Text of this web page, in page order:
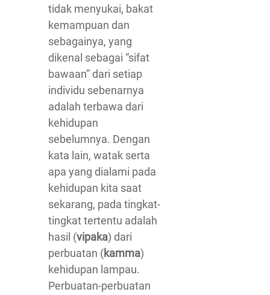
tidak menyukai, bakat
kemampuan dan
sebagainya, yang
dikenal sebagai “sifat
bawaan” dari setiap
individu sebenarnya
adalah terbawa dari
kehidupan
sebelumnya. Dengan
kata lain, watak serta
apa yang dialami pada
kehidupan kita saat
sekarang, pada tingkat-
tingkat tertentu adalah
hasil (vipaka) dari
perbuatan (kamma)
kehidupan lampau.
Perbuatan-perbuatan